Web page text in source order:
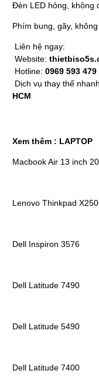
Đèn LED hỏng, không
Phím bung, gãy,
Liên hệ ngay:
Website:
Hotline: 0969 593 479
Dịch vụ thay thế
HCM
Xem thêm : LAPTOP
Macbook Air 13 inch
Lenovo Thinkpad X250
Dell Inspiron 3576
Dell Latitude 7490
Dell Latitude 5490
Dell Latitude 7400